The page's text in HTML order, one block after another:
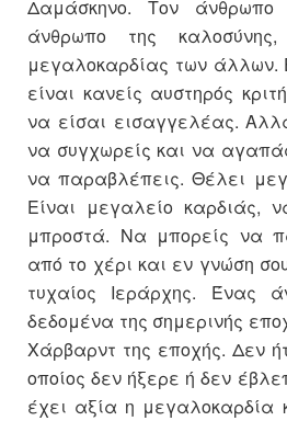
Δαμάσκηνο. Τον άνθρωπο
άνθρωπο της
μεγαλοκαρδίας των άλλων.
είναι κανείς αυστηρός
να είσαι εισαγγελέας.
να συγχωρείς και να
να παραβλέπεις. Θέλει
Είναι μεγαλείο καρδιάς,
μπροστά. Να μπορείς να
από το χέρι και εν γνώση
τυχαίος Ιεράρχης. Ένας
δεδομένα της σημερινής
Χάρβαρντ της εποχής. Δεν
οποίος δεν ήξερε ή δεν
έχει αξία η μεγαλοκαρδία